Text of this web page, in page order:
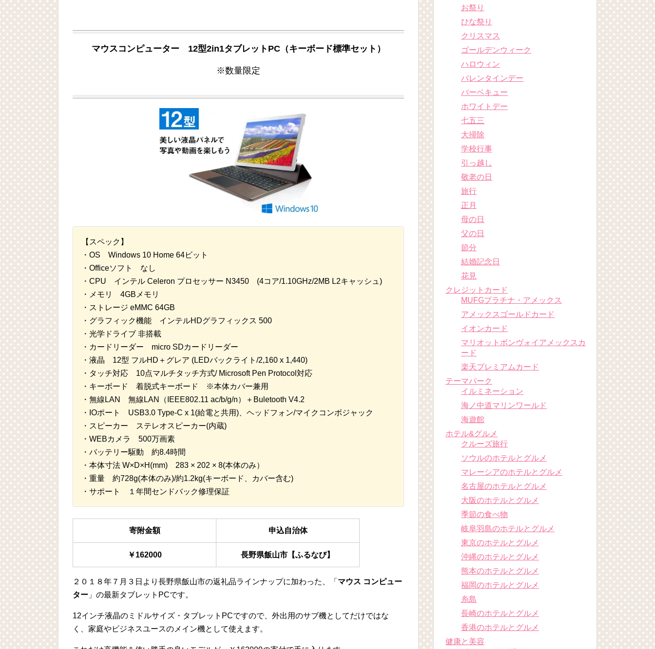
マウスコンピューター 12型2in1タブレットPC（キーボード標準セット）
※数量限定
【スペック】
・OS Windows 10 Home 64ビット
・Officeソフト なし
・CPU インテル Celeron プロセッサー N3450 (4コア/1.10GHz/2MB L2キャッシュ)
・メモリ 4GBメモリ
・ストレージ eMMC 64GB
・グラフィック機能 インテルHDグラフィックス 500
・光学ドライブ 非搭載
・カードリーダー micro SDカードリーダー
・液晶 12型 フルHD＋グレア (LEDバックライト/2,160 x 1,440)
・タッチ対応 10点マルチタッチ方式/ Microsoft Pen Protocol対応
・キーボード 着脱式キーボード ※本体カバー兼用
・無線LAN 無線LAN（IEEE802.11 ac/b/g/n）＋Buletooth V4.2
・IOポート USB3.0 Type-C x 1(給電と共用)、ヘッドフォン/マイクコンボジャック
・スピーカー ステレオスピーカー(内蔵)
・WEBカメラ 500万画素
・バッテリー駆動 約8.4時間
・本体寸法 W×D×H(mm) 283 × 202 × 8(本体のみ）
・重量 約728g(本体のみ)/約1.2kg(キーボード、カバー含む)
・サポート １年間センドバック修理保証
寄附金額 申込自治体
￥162000 長野県飯山市【ふるなび】
２０１８年７月３日より長野県飯山市の返礼品ラインナップに加わった、「 マウス コンピュー
ター 」の最新タブレットPCです。
12インチ液晶のミドルサイズ・タブレットPCですので、外出用のサブ機としてだけではな
く、家庭やビジネスユースのメイン機として使えます。
お祭り
ひな祭り
クリスマス
ゴールデンウィーク
ハロウィン
バレンタインデー
バーベキュー
ホワイトデー
七五三
大掃除
学校行事
引っ越し
敬老の日
旅行
正月
母の日
父の日
節分
結婚記念日
花見
クレジットカード
MUFGプラチナ・アメックス
アメックスゴールドカード
イオンカード
マリオットボンヴォイアメックスカ
ード
楽天プレミアムカード
テーマパーク
イルミネーション
海ノ中道マリンワールド
海遊館
ホテル&グルメ
クルーズ旅行
ソウルのホテルとグルメ
マレーシアのホテルとグルメ
名古屋のホテルとグルメ
大阪のホテルとグルメ
季節の食べ物
岐阜羽島のホテルとグルメ
東京のホテルとグルメ
沖縄のホテルとグルメ
熊本のホテルとグルメ
福岡のホテルとグルメ
糸島
長崎のホテルとグルメ
香港のホテルとグルメ
健康と美容